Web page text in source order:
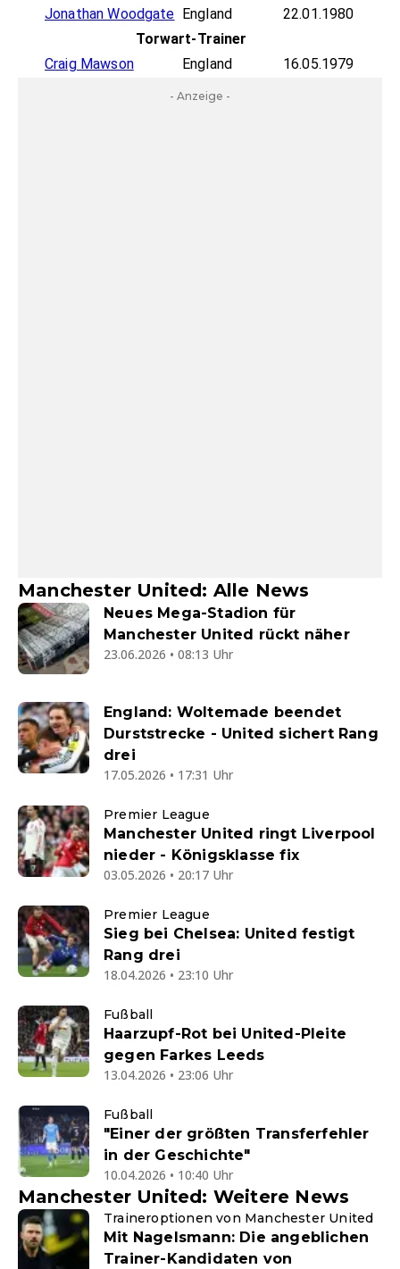
Jonathan Woodgate England
22.01.1980
Torwart-Trainer
Craig Mawson
England 16.05.1979
- Anzeige -
Manchester United: Alle News
Neues Mega-Stadion für
Manchester United rückt näher
23.06.2026 • 08:13 Uhr
England: Woltemade beendet
Durststrecke - United sichert Rang
drei
17.05.2026 • 17:31 Uhr
Premier League
Manchester United ringt Liverpool
nieder - Königsklasse fix
03.05.2026 • 20:17 Uhr
Premier League
Sieg bei Chelsea: United festigt
Rang drei
18.04.2026 • 23:10 Uhr
Fußball
Haarzupf-Rot bei United-Pleite
gegen Farkes Leeds
13.04.2026 • 23:06 Uhr
Fußball
"Einer der größten Transferfehler
in der Geschichte"
10.04.2026 • 10:40 Uhr
Manchester United: Weitere News
Traineroptionen von Manchester United
Mit Nagelsmann: Die angeblichen
Trainer-Kandidaten von